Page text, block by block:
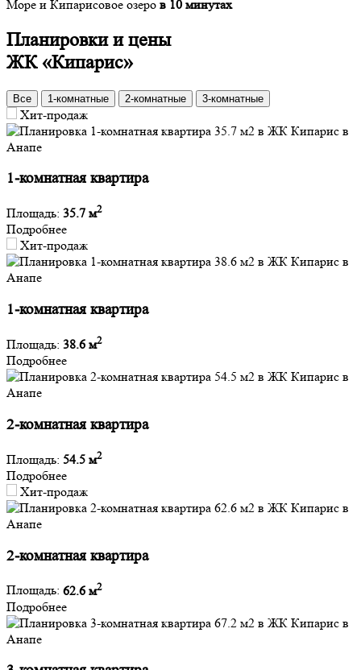
Море и Кипарисовое озеро в 10 минутах
Планировки и цены
ЖК «Кипарис»
Все 1-комнатные 2-комнатные 3-комнатные
Хит-продаж
1-комнатная квартира
Площадь: 35.7 м2
Подробнее
Хит-продаж
1-комнатная квартира
Площадь: 38.6 м2
Подробнее
2-комнатная квартира
Площадь: 54.5 м2
Подробнее
Хит-продаж
2-комнатная квартира
Площадь: 62.6 м2
Подробнее